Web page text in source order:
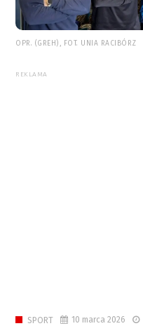
OPR. (GREH), FOT. UNIA RACIBÓRZ
REKLAMA
SPORT 10 marca 2026